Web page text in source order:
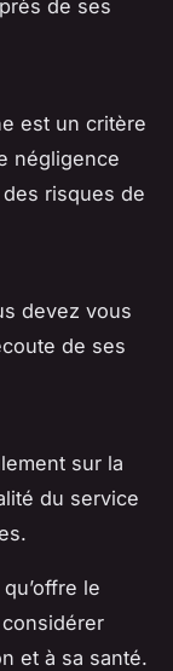
de ses
est un critère
négligence
risques de
devez vous
de ses
sur la
du service
le
et à sa santé.